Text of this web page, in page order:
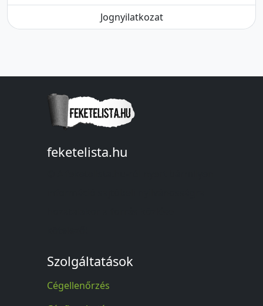
Jognyilatkozat
feketelista.hu
Szolgáltatások
Cégellenőrzés